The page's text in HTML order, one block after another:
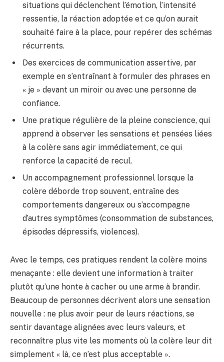
situations qui déclenchent l’émotion, l’intensité
ressentie, la réaction adoptée et ce qu’on aurait
souhaité faire à la place, pour repérer des schémas
récurrents.
Des exercices de communication assertive, par
exemple en s’entraînant à formuler des phrases en
« je » devant un miroir ou avec une personne de
confiance.
Une pratique régulière de la pleine conscience, qui
apprend à observer les sensations et pensées liées
à la colère sans agir immédiatement, ce qui
renforce la capacité de recul.
Un accompagnement professionnel lorsque la
colère déborde trop souvent, entraîne des
comportements dangereux ou s’accompagne
d’autres symptômes (consommation de substances,
épisodes dépressifs, violences).
Avec le temps, ces pratiques rendent la colère moins
menaçante : elle devient une information à traiter
plutôt qu’une honte à cacher ou une arme à brandir.
Beaucoup de personnes décrivent alors une sensation
nouvelle : ne plus avoir peur de leurs réactions, se
sentir davantage alignées avec leurs valeurs, et
reconnaître plus vite les moments où la colère leur dit
simplement « là, ce n’est plus acceptable ».